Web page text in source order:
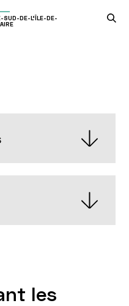
SUD-DE-L'ÎLE-DE-
les